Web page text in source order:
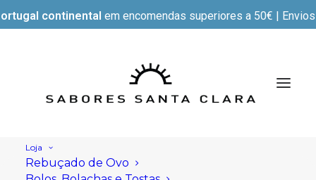
continental em encomendas superiores a 50€ |
Loja
Rebuçado de Ovo